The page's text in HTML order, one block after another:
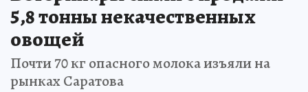
5,8 тонны некачественных
овощей
Почти 70 кг опасного молока изъяли на
рынках Саратова